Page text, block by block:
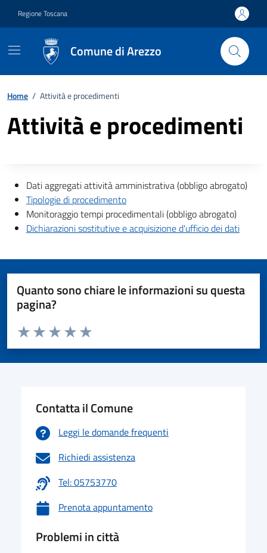
Regione Toscana
Comune di Arezzo
Home / Attività e procedimenti
Attività e procedimenti
Descrizione completa
Dati aggregati attività amministrativa (obbligo abrogato)
Tipologie di procedimento
Monitoraggio tempi procedimentali (obbligo abrogato)
Dichiarazioni sostitutive e acquisizione d'ufficio dei dati
Quanto sono chiare le informazioni su questa
pagina?
Valuta da 1 a 5 stelle la pagina
Valuta 5 stelle su 5
Valuta 4 stelle su 5
Valuta 3 stelle su 5
Valuta 2 stelle su 5
Valuta 1 stelle su 5
Contatta il Comune
Leggi le domande frequenti
Richiedi assistenza
Tel: 05753770
Prenota appuntamento
Problemi in città